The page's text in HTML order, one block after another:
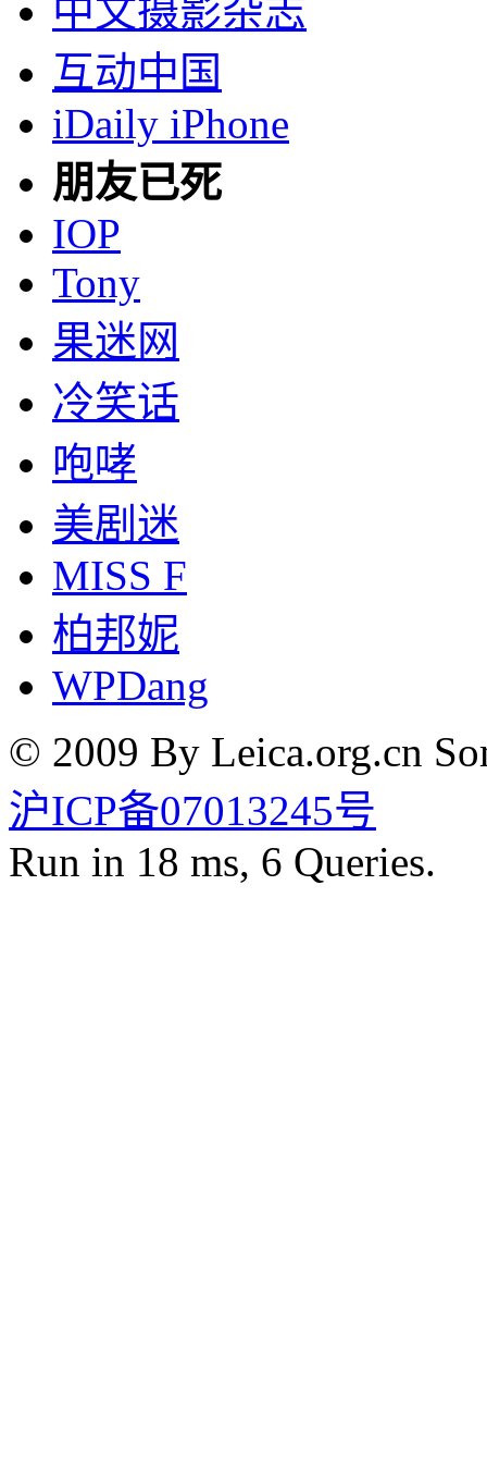
中文摄影杂志
互动中国
iDaily iPhone
朋友已死
IOP
Tony
果迷网
冷笑话
咆哮
美剧迷
MISS F
柏邦妮
WPDang
© 2009 By Leica.org.cn
沪ICP备07013245号
Run in 18 ms, 6 Queries.